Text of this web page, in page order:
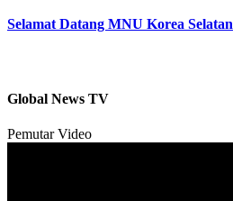
Selamat Datang MNU Korea Selatan
Global News TV
Pemutar Video